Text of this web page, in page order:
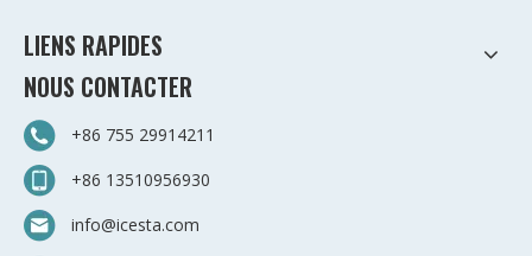
LIENS RAPIDES
NOUS CONTACTER
+86 755 29914211
+86 13510956930
info@icesta.com